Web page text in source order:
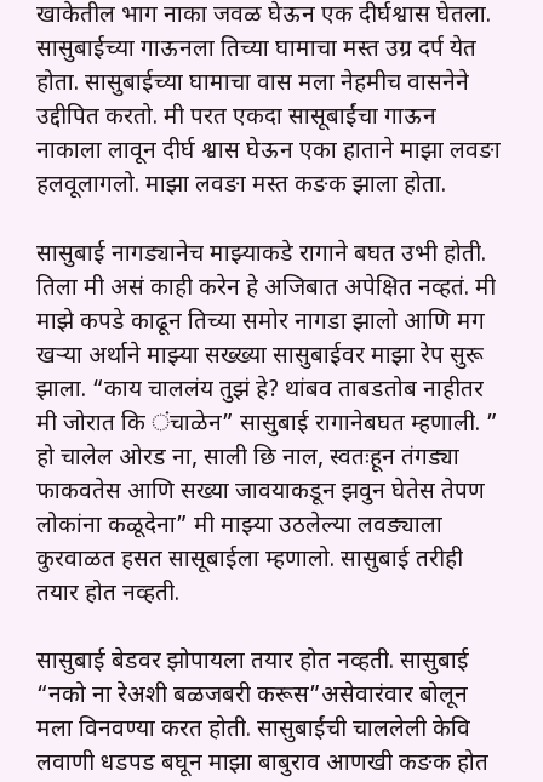
खाकेतील भाग नाका जवळ घेऊन एक दीर्घश्वास घेतला.
सासुबाईच्या गाऊनला तिच्या घामाचा मस्त उग्र दर्प येत
होता. सासुबाईच्या घामाचा वास मला नेहमीच वासनेने
उद्दीपित करतो. मी परत एकदा सासूबाईंचा गाऊन
नाकाला लावून दीर्घ श्वास घेऊन एका हाताने माझा लवङा
हलवूलागलो. माझा लवङा मस्त कङक झाला होता.
सासुबाई नागड्यानेच माझ्याकडे रागाने बघत उभी होती.
तिला मी असं काही करेन हे अजिबात अपेक्षित नव्हतं. मी
माझे कपडे काढून तिच्या समोर नागडा झालो आणि मग
खऱ्या अर्थाने माझ्या सख्ख्या सासुबाईवर माझा रेप सुरू
झाला. “काय चाललंय तुझं हे? थांबव ताबडतोब नाहीतर
मी जोरात कि ंचाळेन” सासुबाई रागानेबघत म्हणाली. ”
हो चालेल ओरड ना, साली छि नाल, स्वतःहून तंगड्या
फाकवतेस आणि सख्या जावयाकडून झवुन घेतेस तेपण
लोकांना कळूदेना” मी माझ्या उठलेल्या लवङ्याला
कुरवाळत हसत सासूबाईला म्हणालो. सासुबाई तरीही
तयार होत नव्हती.
सासुबाई बेडवर झोपायला तयार होत नव्हती. सासुबाई
“नको ना रेअशी बळजबरी करूस”असेवारंवार बोलून
मला विनवण्या करत होती. सासुबाईंची चाललेली केवि
लवाणी धडपड बघून माझा बाबुराव आणखी कङक होत